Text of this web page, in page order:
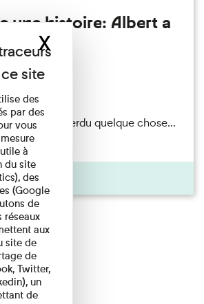
une histoire: Albert a
08/2026
Kahn a perdu quelque chose...
...
des
par des
vous
à
du site
des
(Google
de
réseaux
aux
site de
de
Twitter,
un
de
XMasquer le